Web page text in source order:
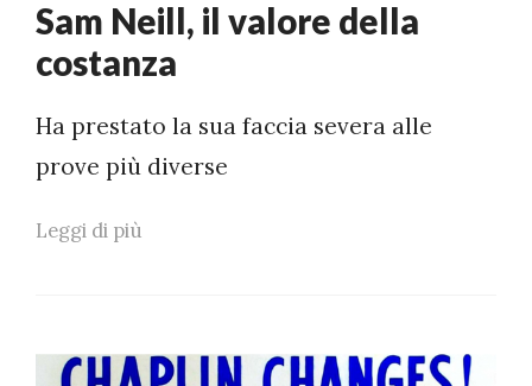
Sam Neill, il valore della
costanza
Ha prestato la sua faccia severa alle
prove più diverse
Leggi di più